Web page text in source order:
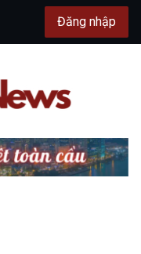
Đăng nhập